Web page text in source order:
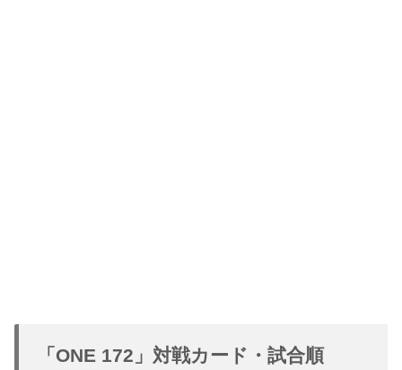
「ONE 172」対戦カード・試合順